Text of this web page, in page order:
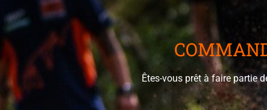
Êtes-vous prêt à faire partie